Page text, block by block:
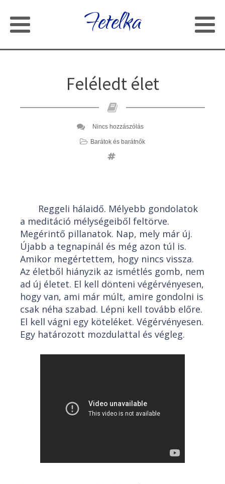
Fetelka
Feléledt élet
Nincs hozzászólás
Barátok és barátnők
Reggeli hálaidő. Mélyebb gondolatok
a meditáció mélységeiből feltörve.
Megérintő pillanatok. Nap, mely már új.
Újabb a tegnapinál és még azon túl is.
Amikor megértettem, hogy nincs vissza.
Az életből hiányzik az ismétlés gomb, nem
ad új életet. El kell dönteni végérvényesen,
hogy van, ami már múlt, amire gondolni is
csak néha szabad. Lépni kell tovább előre.
El kell vágni egy köteléket. Végérvényesen.
Egy határozott mozdulattal és végleg.